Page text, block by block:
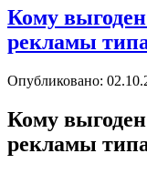
Кому
рекламы
Опубликовано:
Кому
рекламы